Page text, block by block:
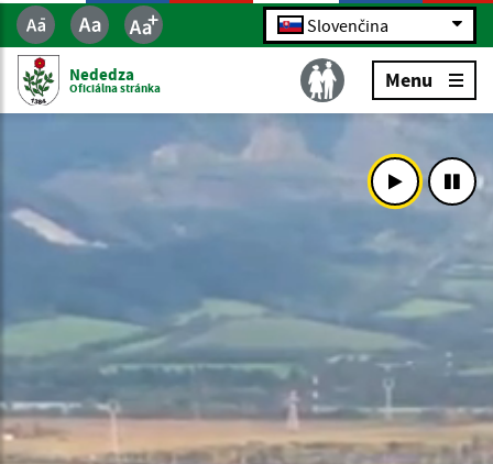
Slovenčina
Nededza
Oficiálna stránka Menu